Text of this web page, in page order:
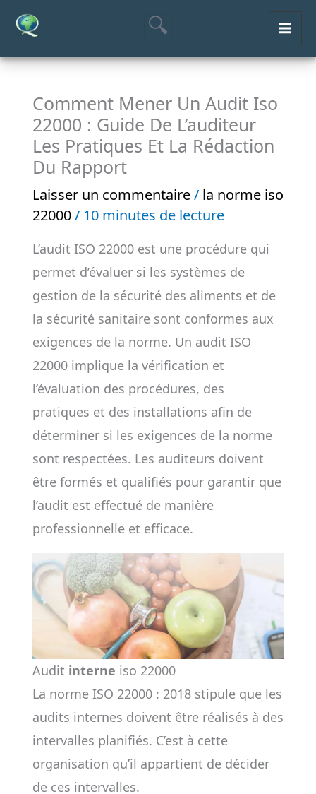
Aller
contenu
Comment Mener Un Audit Iso
22000 : Guide De L’auditeur
Les Pratiques Et La Rédaction
Du Rapport
Laisser un commentaire / la norme iso
22000/ 10 minutes de lecture
L’audit ISO 22000 est une procédure qui
permet d’évaluer si les systèmes de
gestion de la sécurité des aliments et de
la sécurité sanitaire sont conformes aux
exigences de la norme. Un audit ISO
22000 implique la vérification et
l’évaluation des procédures, des
pratiques et des installations afin de
déterminer si les exigences de la norme
sont respectées. Les auditeurs doivent
être formés et qualifiés pour garantir que
l’audit est effectué de manière
professionnelle et efficace.
Audit interne iso 22000
La norme ISO 22000 : 2018 stipule que les
audits internes doivent être réalisés à des
intervalles planifiés. C’est à cette
organisation qu’il appartient de décider
de ces intervalles.